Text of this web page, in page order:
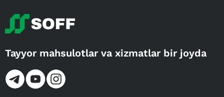
Tayyor mahsulotlar va xizmatlar bir joyda